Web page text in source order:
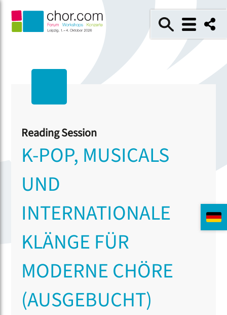
Reading Session
K-POP, MUSICALS
UND
INTERNATIONALE
KLÄNGE FÜR
MODERNE CHÖRE
(AUSGEBUCHT)